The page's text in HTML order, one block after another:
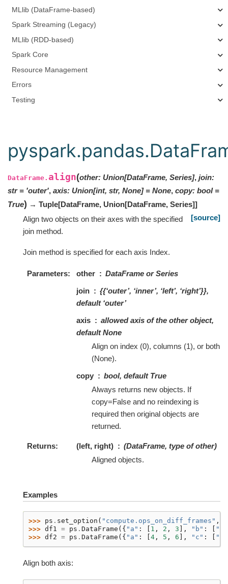
MLlib (DataFrame-based)
Spark Streaming (Legacy)
MLlib (RDD-based)
Spark Core
Resource Management
Errors
Testing
DataFrame. align(other: Union[DataFrame, Series], join:
str = 'outer', axis: Union[int, str, None] = None, copy: bool =
True) → Tuple[DataFrame, Union[DataFrame, Series]]
[source]
Align two objects on their axes with the specified
join method.
Join method is specified for each axis Index.
Parameters other
DataFrame or Series
join
{{‘outer’, ‘inner’, ‘left’, ‘right’}},
default ‘outer’
axis
allowed axis of the other object,
default None
Align on index (0), columns (1), or both
(None).
copy
bool, default True
Always returns new objects. If
copy=False and no reindexing is
required then original objects are
returned.
Returns (left, right)
(DataFrame, type of other)
Aligned objects.
Examples
>>> ps . set_option ( "compute.ops_on_diff_frames" ,
>>> df1 = ps . DataFrame ({ "a" : 1 , 2 , 3 ], "b" :
"a"
>>> df2 = ps . DataFrame ({ "a" : 4 , 5 , 6 ], "c" : "d"
Align both axis: